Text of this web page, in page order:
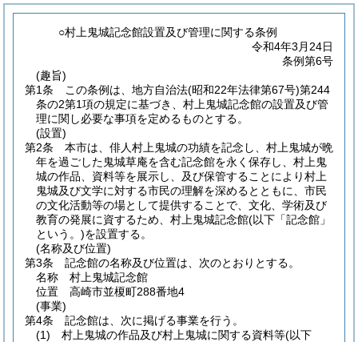
○村上鬼城記念館設置及び管理に関する条例
令和4年3月24日
条例第6号
(趣旨)
第1条
この条例は、地方自治法(昭和22年法律第67号)第244
条の2第1項の規定に基づき、村上鬼城記念館の設置及び管
理に関し必要な事項を定めるものとする。
(設置)
第2条
本市は、俳人村上鬼城の功績を記念し、村上鬼城が晩
年を過ごした鬼城草庵を含む記念館を永く保存し、村上鬼
城の作品、資料等を展示し、及び保管することにより村上
鬼城及び文学に対する市民の理解を深めるとともに、市民
の文化活動等の場として提供することで、文化、学術及び
教育の発展に資するため、村上鬼城記念館(以下「記念館」
という。)を設置する。
(名称及び位置)
第3条
記念館の名称及び位置は、次のとおりとする。
名称 村上鬼城記念館
位置 高崎市並榎町288番地4
(事業)
第4条
記念館は、次に掲げる事業を行う。
(1)
村上鬼城の作品及び村上鬼城に関する資料等(以下